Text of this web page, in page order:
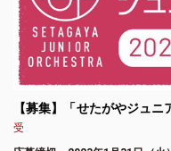
【募集】「せたがやジュ
受